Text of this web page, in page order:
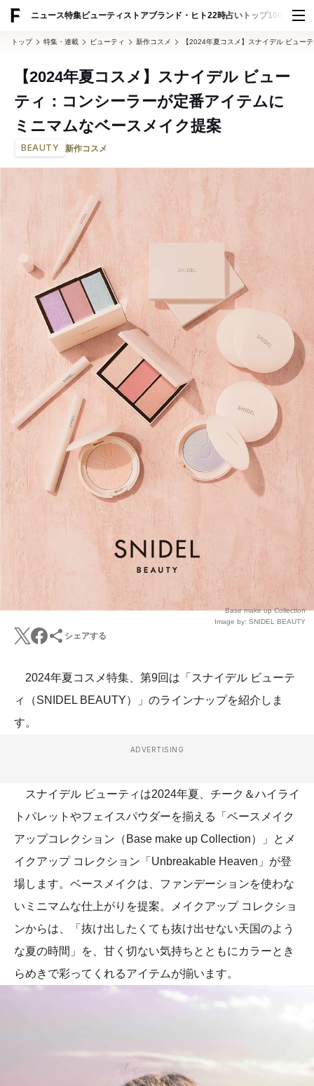
ニュース特集ビューティ ストアブランド・ヒト22時占い トップ100 スナッ
トップ 特集・連載 ビューティ 新作コスメ 【2024年夏コスメ】スナイデル ビュー
【2024年夏コスメ】スナイデル ビュー
ティ：コンシーラーが定番アイテムに
ミニマムなベースメイク提案
BEAUTY 新作コスメ
Base make up Collection
Image by: SNIDEL BEAUTY
シェアする
2024年夏コスメ特集、第9回は「スナイデル ビューテ
ィ（SNIDEL BEAUTY）」のラインナップを紹介しま
す。
ADVERTISING
スナイデル ビューティは2024年夏、チーク＆ハイライ
トパレットやフェイスパウダーを揃える「ベースメイク
アップコレクション（Base make up Collection）」とメ
イクアップ コレクション「Unbreakable Heaven」が登
場します。ベースメイクは、ファンデーションを使わな
いミニマムな仕上がりを提案。メイクアップ コレクショ
ンからは、「抜け出したくても抜け出せない天国のよう
な夏の時間」を、甘く切ない気持ちとともにカラーとき
らめきで彩ってくれるアイテムが揃います。